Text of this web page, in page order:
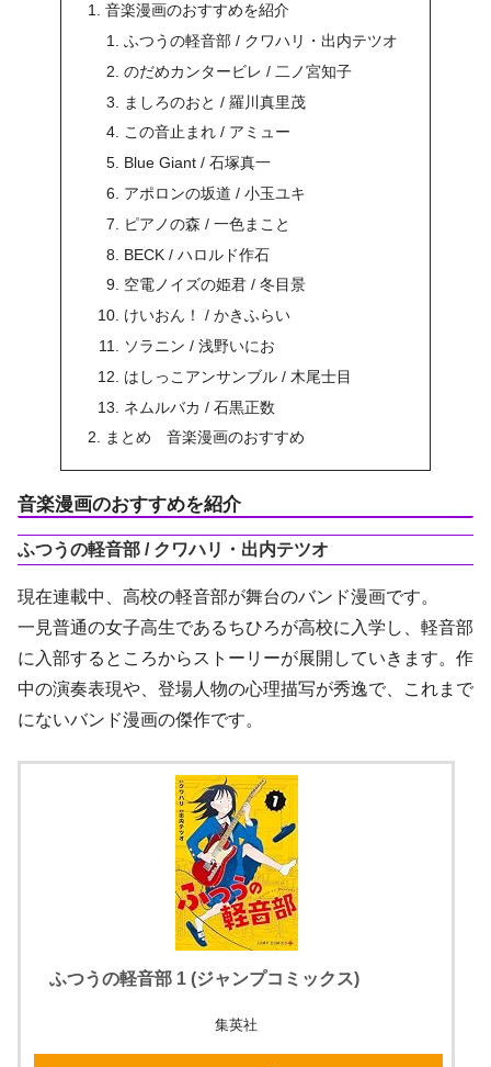
音楽漫画のおすすめを紹介
ふつうの軽音部 / クワハリ・出内テツオ
のだめカンタービレ / 二ノ宮知子
ましろのおと / 羅川真里茂
この音止まれ / アミュー
Blue Giant / 石塚真一
アポロンの坂道 / 小玉ユキ
ピアノの森 / 一色まこと
BECK / ハロルド作石
空電ノイズの姫君 / 冬目景
けいおん！ / かきふらい
ソラニン / 浅野いにお
はしっこアンサンブル / 木尾士目
ネムルバカ / 石黒正数
まとめ 音楽漫画のおすすめ
音楽漫画のおすすめを紹介
ふつうの軽音部 / クワハリ・出内テツオ
現在連載中、高校の軽音部が舞台のバンド漫画です。
一見普通の女子高生であるちひろが高校に入学し、軽音部
に入部するところからストーリーが展開していきます。作
中の演奏表現や、登場人物の心理描写が秀逸で、これまで
にないバンド漫画の傑作です。
ふつうの軽音部 1 (ジャンプコミックス)
集英社